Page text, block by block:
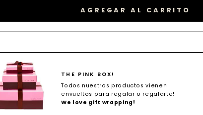
AGREGAR AL CARRITO
THE PINK BOX!
Todos nuestros productos vienen
envueltos para regalar o regalarte!
We love gift wrapping!